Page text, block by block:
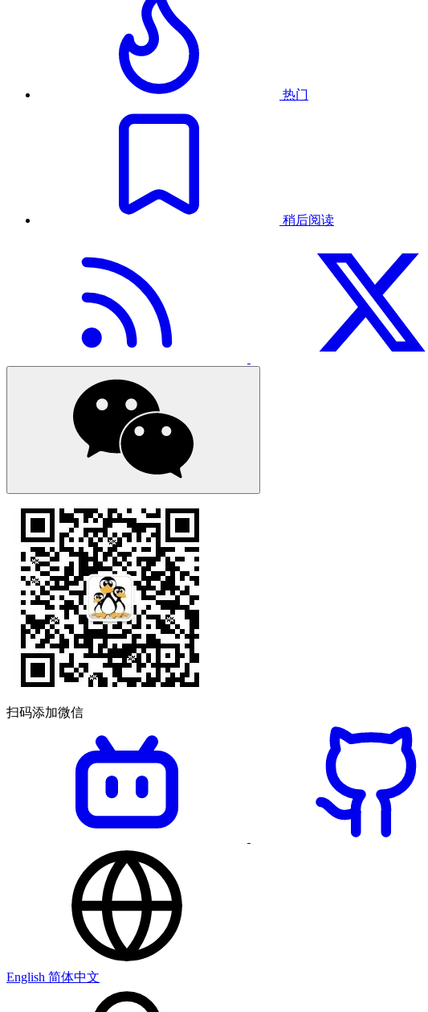
热门
稍后阅读
扫码添加微信
English 简体中文